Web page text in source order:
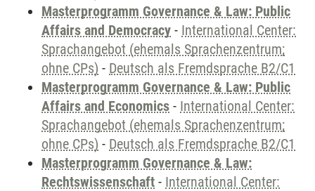
Masterprogramm Governance & Law: Public
Affairs and Democracy - International Center:
Sprachangebot (ehemals Sprachenzentrum;
ohne CPs) - Deutsch als Fremdsprache B2/C1
Masterprogramm Governance & Law: Public
Affairs and Economics - International Center:
Sprachangebot (ehemals Sprachenzentrum;
ohne CPs) - Deutsch als Fremdsprache B2/C1
Masterprogramm Governance & Law:
Rechtswissenschaft - International Center: